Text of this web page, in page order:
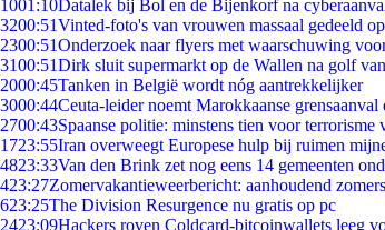
1001:10Datalek bij Bol en de Bijenkorf na
3200:51Vinted-foto's van vrouwen massaal gedeeld
2300:51Onderzoek naar flyers met waarschuwing
3100:51Dirk sluit supermarkt op de Wallen na golf
2000:45Tanken in België wordt nóg aantrekkelijker
3000:44Ceuta-leider noemt Marokkaanse
2700:43Spaanse politie: minstens tien voor terrorisme
1723:55Iran overweegt Europese hulp bij ruimen
4823:33Van den Brink zet nog eens 14 gemeenten
423:27Zomervakantieweerbericht: aanhoudend zomers
623:25The Division Resurgence nu gratis op pc
2423:09Hackers roven Coldcard-bitcoinwallets leeg